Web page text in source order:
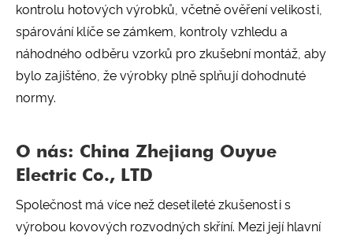
kontrolu hotových výrobků, včetně ověření velikosti,
spárování klíče se zámkem, kontroly vzhledu a
náhodného odběru vzorků pro zkušební montáž, aby
bylo zajištěno, že výrobky plně splňují dohodnuté
normy.
O nás: China Zhejiang Ouyue
Electric Co., LTD
Společnost má více než desetileté zkušenosti s
výrobou kovových rozvodných skříní. Mezi její hlavní